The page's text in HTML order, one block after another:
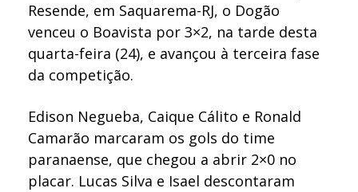
Resende, em Saquarema-RJ, o Dogão
venceu o Boavista por 3×2, na tarde desta
quarta-feira (24), e avançou à terceira fase
da competição.
Edison Negueba, Caique Cálito e Ronald
Camarão marcaram os gols do time
paranaense, que chegou a abrir 2×0 no
placar. Lucas Silva e Isael descontaram